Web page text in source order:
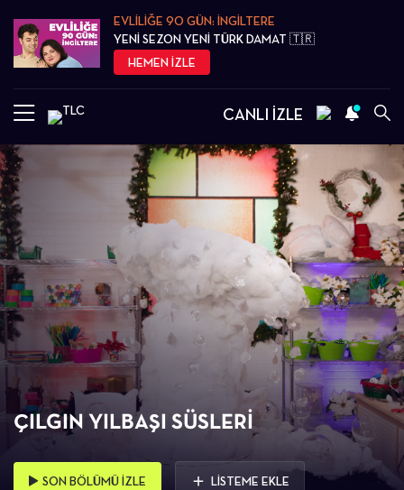
EVLİLİĞE 90 GÜN: İNGİLTERE
YENİ SEZON YENİ TÜRK DAMAT 🇹🇷
HEMEN İZLE
CANLI İZLE
ÇILGIN YILBAŞI SÜSLERI
SON BÖLÜMÜ İZLE LİSTEME EKLE